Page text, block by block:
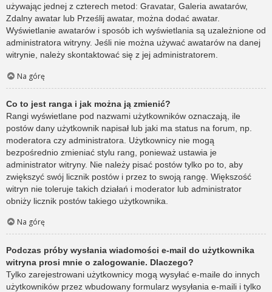
używając jednej z czterech metod: Gravatar, Galeria awatarów,
Zdalny awatar lub Prześlij awatar, można dodać awatar.
Wyświetlanie awatarów i sposób ich wyświetlania są uzależnione od
administratora witryny. Jeśli nie można używać awatarów na danej
witrynie, należy skontaktować się z jej administratorem.
Na górę
Co to jest ranga i jak można ją zmienić?
Rangi wyświetlane pod nazwami użytkowników oznaczają, ile
postów dany użytkownik napisał lub jaki ma status na forum, np.
moderatora czy administratora. Użytkownicy nie mogą
bezpośrednio zmieniać stylu rang, ponieważ ustawia je
administrator witryny. Nie należy pisać postów tylko po to, aby
zwiększyć swój licznik postów i przez to swoją rangę. Większość
witryn nie toleruje takich działań i moderator lub administrator
obniży licznik postów takiego użytkownika.
Na górę
Podczas próby wysłania wiadomości e-mail do użytkownika
witryna prosi mnie o zalogowanie. Dlaczego?
Tylko zarejestrowani użytkownicy mogą wysyłać e-maile do innych
użytkowników przez wbudowany formularz wysyłania e-maili i tylko